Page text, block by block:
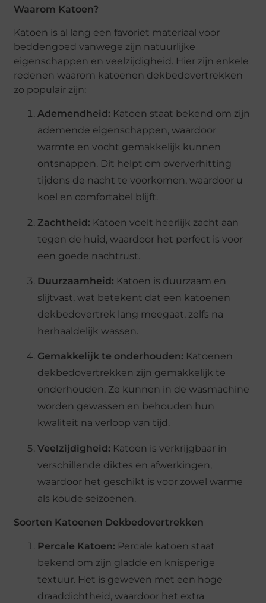
Waarom Katoen?
Katoen is al lang een favoriet materiaal voor
beddengoed vanwege zijn natuurlijke
eigenschappen en veelzijdigheid. Hier zijn enkele
redenen waarom katoenen dekbedovertrekken
zo populair zijn:
Ademendheid: Katoen staat bekend om zijn
ademende eigenschappen, waardoor
warmte en vocht gemakkelijk kunnen
ontsnappen. Dit helpt om oververhitting
tijdens de nacht te voorkomen, waardoor u
koel en comfortabel blijft.
Zachtheid: Katoen voelt heerlijk zacht aan
tegen de huid, waardoor het perfect is voor
een goede nachtrust.
Duurzaamheid: Katoen is duurzaam en
slijtvast, wat betekent dat een katoenen
dekbedovertrek lang meegaat, zelfs na
herhaaldelijk wassen.
Gemakkelijk te onderhouden: Katoenen
dekbedovertrekken zijn gemakkelijk te
onderhouden. Ze kunnen in de wasmachine
worden gewassen en behouden hun
kwaliteit na verloop van tijd.
Veelzijdigheid: Katoen is verkrijgbaar in
verschillende diktes en afwerkingen,
waardoor het geschikt is voor zowel warme
als koude seizoenen.
Soorten Katoenen Dekbedovertrekken
Percale Katoen: Percale katoen staat
bekend om zijn gladde en knisperige
textuur. Het is geweven met een hoge
draaddichtheid, waardoor het extra